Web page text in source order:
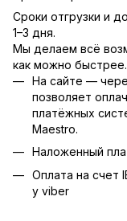
Сроки отгрузки и
1–3 дня.
Мы делаем всё
как можно быстрее.
На сайте —
позволяет
платёжных
Maestro.
Наложенный
Оплата на счет
у viber